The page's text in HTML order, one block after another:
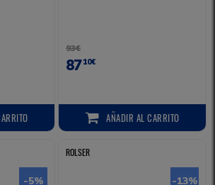
93€
87 10€
AÑADIR AL CARRITO
-5%
ROLSER
-13%